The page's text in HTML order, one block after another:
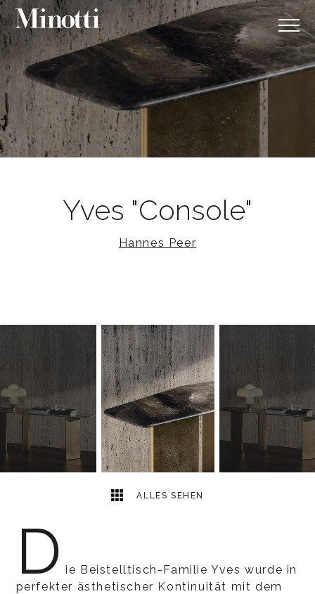
Yves "Console"
Hannes Peer
ALLES SEHEN
2
D ie Beistelltisch-Familie Yves wurde in
perfekter ästhetischer Kontinuität mit dem